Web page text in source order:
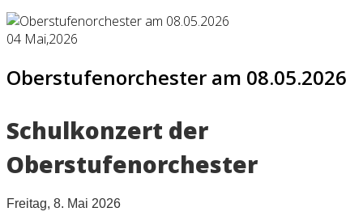
04 Mai,2026
Oberstufenorchester am 08.05.2026
Schulkonzert der
Oberstufenorchester
Freitag, 8. Mai 2026